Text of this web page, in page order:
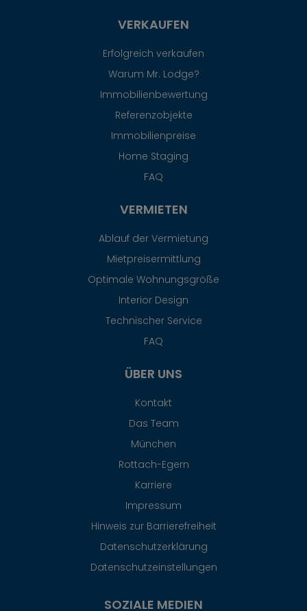
VERKAUFEN
Erfolgreich verkaufen
Warum Mr. Lodge?
Immobilienbewertung
Referenzobjekte
Immobilienpreise
Home Staging
FAQ
VERMIETEN
Ablauf der Vermietung
Mietpreisermittlung
Optimale Wohnungsgröße
Interior Design
Technischer Service
FAQ
ÜBER UNS
Kontakt
Das Team
München
Rottach-Egern
Karriere
Impressum
Hinweis zur Barrierefreiheit
Datenschutzerklärung
Datenschutzeinstellungen
SOZIALE MEDIEN